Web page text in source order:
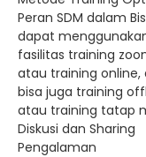
Peran SDM dalam
dapat
fasilitas training
atau training online,
bisa juga training
atau training tatap
Diskusi dan Sharing
Pengalaman